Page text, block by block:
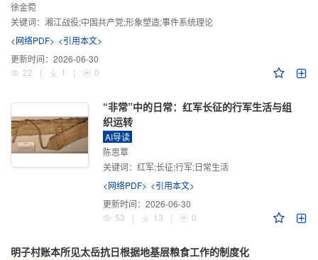
徐金菀
关键词： 湘江战役;中国共产党;形象塑造;事件系统理论
<网络PDF> <引用本文>
更新时间： 2026-06-30
22
| 1 | 0
“非常”中的日常：红军长征的行军生活与组
织运转
AI导读
陈思覃
关键词： 红军;长征;行军;日常生活
<网络PDF> <引用本文>
更新时间： 2026-06-30
53
| 13 | 0
明子村账本所见太岳抗日根据地基层粮食工作的制度化